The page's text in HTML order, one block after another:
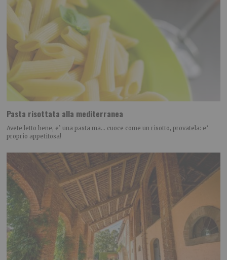
Pasta risottata alla mediterranea
Avete letto bene, e’ una pasta ma… cuoce come un risotto, provatela: e’
proprio appetitosa!